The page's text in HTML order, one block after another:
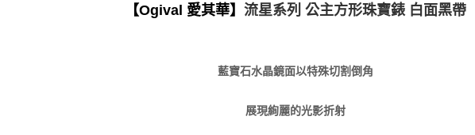
【Ogival 愛其華】 流星系列 公主方形珠寶錶 白面黑帶
藍寶石水晶鏡面以特殊切割倒角
展現絢麗的光影折射